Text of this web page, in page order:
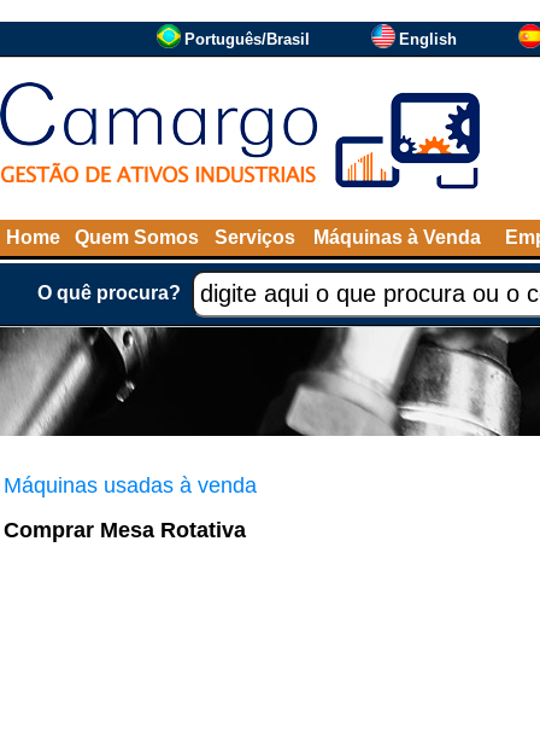
Português/Brasil English
Home Quem Somos Serviços Máquinas à Venda
O quê procura?
Máquinas usadas à venda
Comprar Mesa Rotativa